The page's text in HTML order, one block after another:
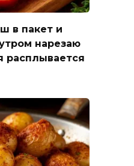
в пакет и
нарезаю
расплывается